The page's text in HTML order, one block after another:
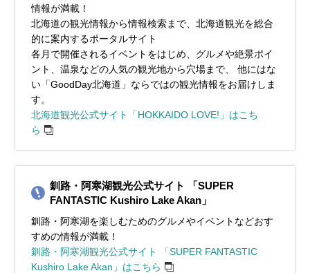
情報が満載！
北海道の観光情報から情報検索まで、北海道観光を総合
的に案内するポータルサイト
各月で開催されるイベントをはじめ、グルメや絶景ポイ
ント、温泉などの人気の観光地から穴場まで、 他にはな
い「GoodDay北海道」ならではの観光情報をお届けしま
す。
北海道観光公式サイト「HOKKAIDO LOVE!」はこち
ら
釧路・阿寒湖観光公式サイト 「SUPER
FANTASTIC Kushiro Lake Akan」
釧路・阿寒湖を楽しむためのグルメやイベントなどおす
すめの情報が満載！
釧路・阿寒湖観光公式サイト 「SUPER FANTASTIC
Kushiro Lake Akan」はこちら